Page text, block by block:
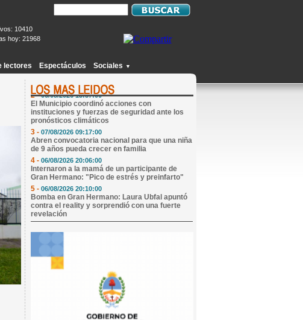
10410
hoy: 21968
lectores Espectáculos Sociales ▼
secuestrado en Concordia, le pidió $25.000 de
rescate a su madre y terminó detenido
2 -06/08/2026 13:57:00
El Municipio coordinó acciones con
instituciones y fuerzas de seguridad ante los
pronósticos climáticos
3 -07/08/2026 09:17:00
Abren convocatoria nacional para que una niña
de 9 años pueda crecer en familia
4 - 06/08/2026 20:06:00
Internaron a la mamá de un participante de
Gran Hermano: "Pico de estrés y preinfarto"
5 -06/08/2026 20:10:00
Bomba en Gran Hermano: Laura Ubfal apuntó
contra el reality y sorprendió con una fuerte
revelación
6 -06/08/2026 20:00:00
San Cayetano convoca a cientos de fieles para
una jornada de oración, procesión y solidaridad
07/08/2026 09:47:00
Edicto Sucesorio